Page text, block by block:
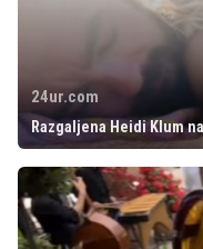
24ur.com
Razgaljena Heidi Klum